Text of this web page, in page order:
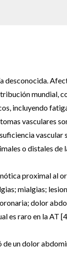
desconocida.
mundial,
incluyendo
vasculares
vascular
o distales de
proximal al
mialgias;
dolor
es raro en la AT
de un dolor